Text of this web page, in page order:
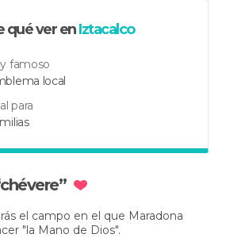
qué ver enIztacalco
famoso
local
para
el campo en el que Maradona
"la Mano de Dios".